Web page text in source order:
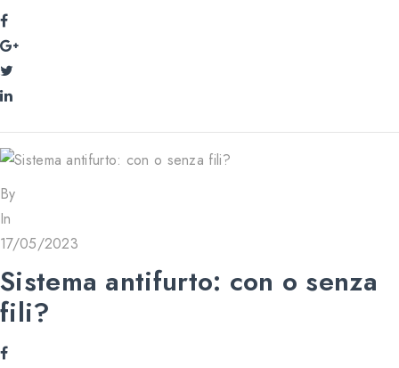
By
In
17/05/2023
Sistema antifurto: con o senza
fili?